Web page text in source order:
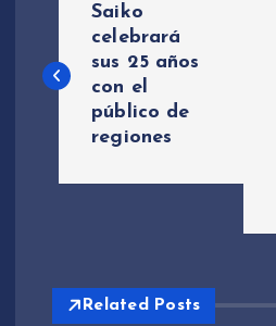
v
c
Saiko
celebrará
sus 25 años
con el
público de
regiones
Related Posts